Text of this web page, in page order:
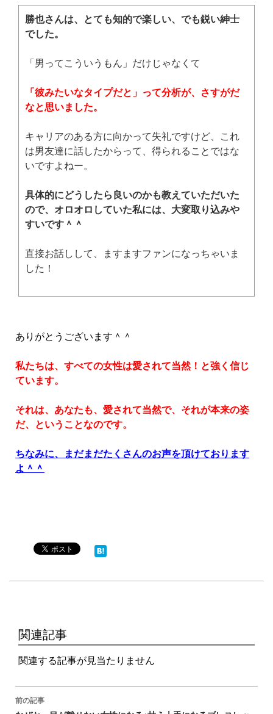
勝也さんは、とても知的で楽しい、でも鋭い紳士
でした。
「男ってこういうもん」だけじゃなくて
「彼みたいなタイプだと」って分析が、さすがだ
なと思いました。
キャリアのある方に向かって失礼ですけど、これ
は男友達に話したからって、得られることではな
いですよねー。
具体的にどうしたら良いのかも教えていただいた
ので、オロオロしていた私には、大変取り込みや
すいです＾＾
直接お話しして、ますますファンになっちゃいま
した！
ありがとうございます＾＾
私たちは、すべての女性は愛されて当然！と強く信じ
ています。
それは、あなたも、愛されて当然で、それが本来の姿
だ、ということなのです。
ちなみに、まだまだたくさんのお声を頂けております
よ＾＾
関連記事
関連する記事が見当たりません
投
前の記事